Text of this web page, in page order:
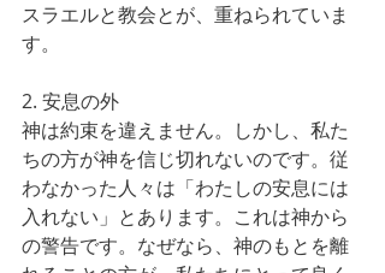
スラエルと教会とが、重ねられていま
す。
2. 安息の外
神は約束を違えません。しかし、私た
ちの方が神を信じ切れないのです。従
わなかった人々は「わたしの安息には
入れない」とあります。これは神から
の警告です。なぜなら、神のもとを離